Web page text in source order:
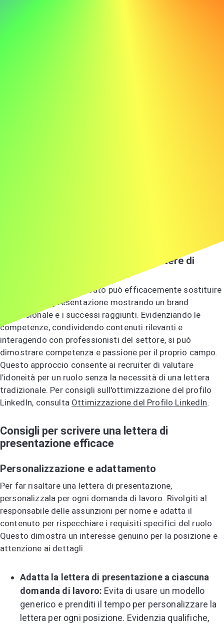
Come i profili social fungono da lettere di
Un profilo social ben curato può efficacemente sostituire
una lettera di presentazione mostrando un brand
professionale e i successi raggiunti. Evidenziando le
competenze, condividendo contenuti rilevanti e
interagendo con professionisti del settore, si può
dimostrare competenza e passione per il proprio campo.
Questo approccio consente ai recruiter di valutare
l’idoneità per un ruolo senza la necessità di una lettera
tradizionale. Per consigli sull'ottimizzazione del profilo
LinkedIn, consulta Ottimizzazione del Profilo LinkedIn.
Consigli per scrivere una lettera di
presentazione efficace
Personalizzazione e adattamento
Per far risaltare una lettera di presentazione,
personalizzala per ogni domanda di lavoro. Rivolgiti al
responsabile delle assunzioni per nome e adatta il
contenuto per rispecchiare i requisiti specifici del ruolo.
Questo dimostra un interesse genuino per la posizione e
attenzione ai dettagli.
Adatta la lettera di presentazione a ciascuna
domanda di lavoro: Evita di usare un modello
generico e prenditi il tempo per personalizzare la
lettera per ogni posizione. Evidenzia qualifiche,